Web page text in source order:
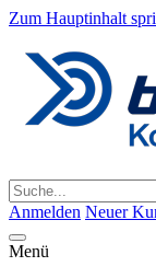
Zum Hauptinhalt
Anmelden Neuer
Menü